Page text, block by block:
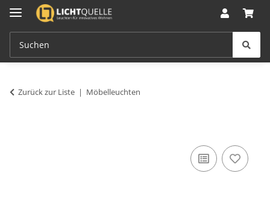
Zurück zur Liste Möbelleuchten